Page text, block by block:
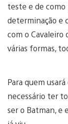
teste e de como
determinação e
com o Cavaleiro
várias formas,
Para quem
necessário ter
ser o Batman, e